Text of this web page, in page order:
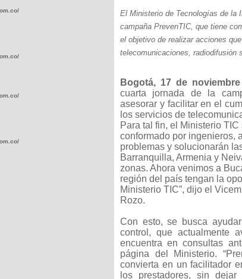
El Ministerio de Tecnologías de la
campaña PrevenTIC, que tiene
el objetivo de realizar acciones
telecomunicaciones, radiodifusión
Bogotá, 17 de
cuarta jornada de la
asesorar y facilitar en el
los servicios de
Para tal fin, el Ministerio
conformado por ingenieros,
problemas y solucionarán
Barranquilla, Armenia y
zonas. Ahora venimos a
región del país tengan la
Ministerio TIC”, dijo el
Rozo.
Con esto, se busca
control, que actualmente
encuentra en consultas
página del Ministerio.
convierta en un facilitador
los prestadores, sin
wp-
wp-
wp-
wp-